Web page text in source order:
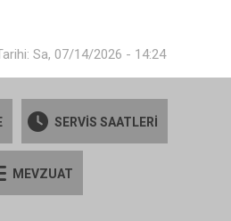
Sa, 07/14/2026 - 14:24
SERVİS SAATLERİ
MEVZUAT